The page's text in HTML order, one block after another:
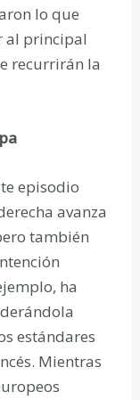
lo que
al principal
recurrirán la
episodio
avanza
también
ha
estándares
Mientras